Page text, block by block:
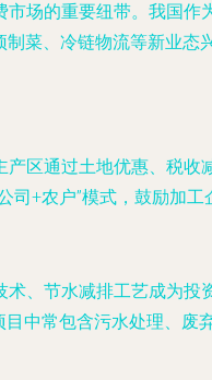
场的重要纽带。我国
菜、冷链物流等新业
区通过土地优惠、税
+农户”模式，鼓励加工
、节水减排工艺成为
中常包含污水处理、废